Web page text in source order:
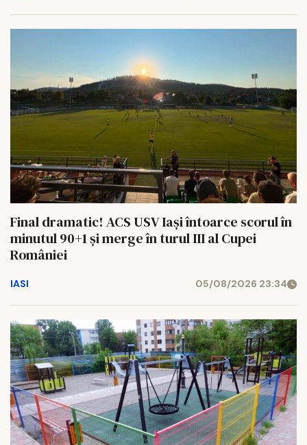
Final dramatic! ACS USV Iași întoarce scorul în
minutul 90+1 și merge în turul III al Cupei
României
IASI 05/08/2026 23:34